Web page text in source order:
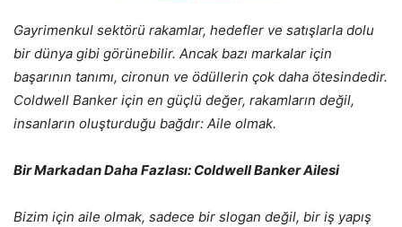
Gayrimenkul sektörü rakamlar, hedefler ve satışlarla dolu
bir dünya gibi görünebilir. Ancak bazı markalar için
başarının tanımı, cironun ve ödüllerin çok daha ötesindedir.
Coldwell Banker için en güçlü değer, rakamların değil,
insanların oluşturduğu bağdır: Aile olmak.
Bir Markadan Daha Fazlası: Coldwell Banker Ailesi
Bizim için aile olmak, sadece bir slogan değil, bir iş yapış